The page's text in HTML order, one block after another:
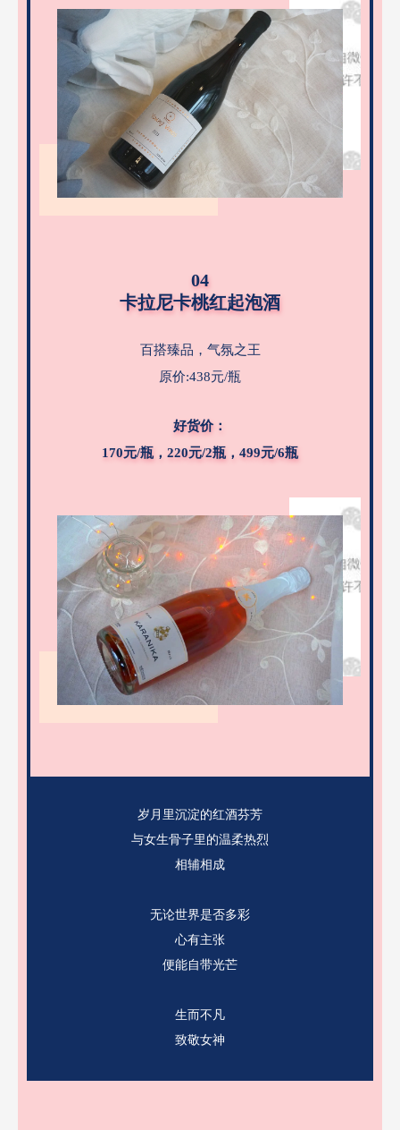
04
卡拉尼卡桃红起泡酒
百搭臻品，气氛之王
原价:438元/瓶
好货价：
170元/瓶，220元/2瓶，499元/6瓶
岁月里沉淀的红酒芬芳
与女生骨子里的温柔热烈
相辅相成
无论世界是否多彩
心有主张
便能自带光芒
生而不凡
致敬女神